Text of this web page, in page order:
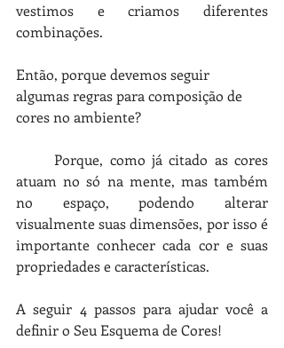
vestimos e criamos diferentes
combinações.
Então, porque devemos seguir
algumas regras para composição de
cores no ambiente?
Porque, como já citado as cores
atuam no só na mente, mas também
no espaço, podendo alterar
visualmente suas dimensões, por isso é
importante conhecer cada cor e suas
propriedades e características.
A seguir 4 passos para ajudar você a
definir o Seu Esquema de Cores!